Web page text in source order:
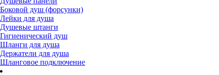
Боковой душ (форсунки)
Лейки для душа
Душевые штанги
Гигиенический душ
Шланги для душа
Держатели для душа
Шланговое подключение